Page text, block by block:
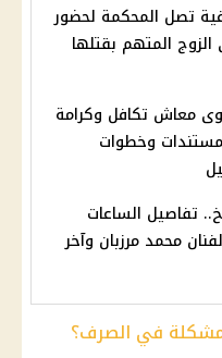
تصل المحكمة لحضور
المتهم بقتلها
معاش تكافل وكرامة
والمستندات وخطوات
تفاصيل الساعات
محمد مرزبان وآخر
في الصرف؟